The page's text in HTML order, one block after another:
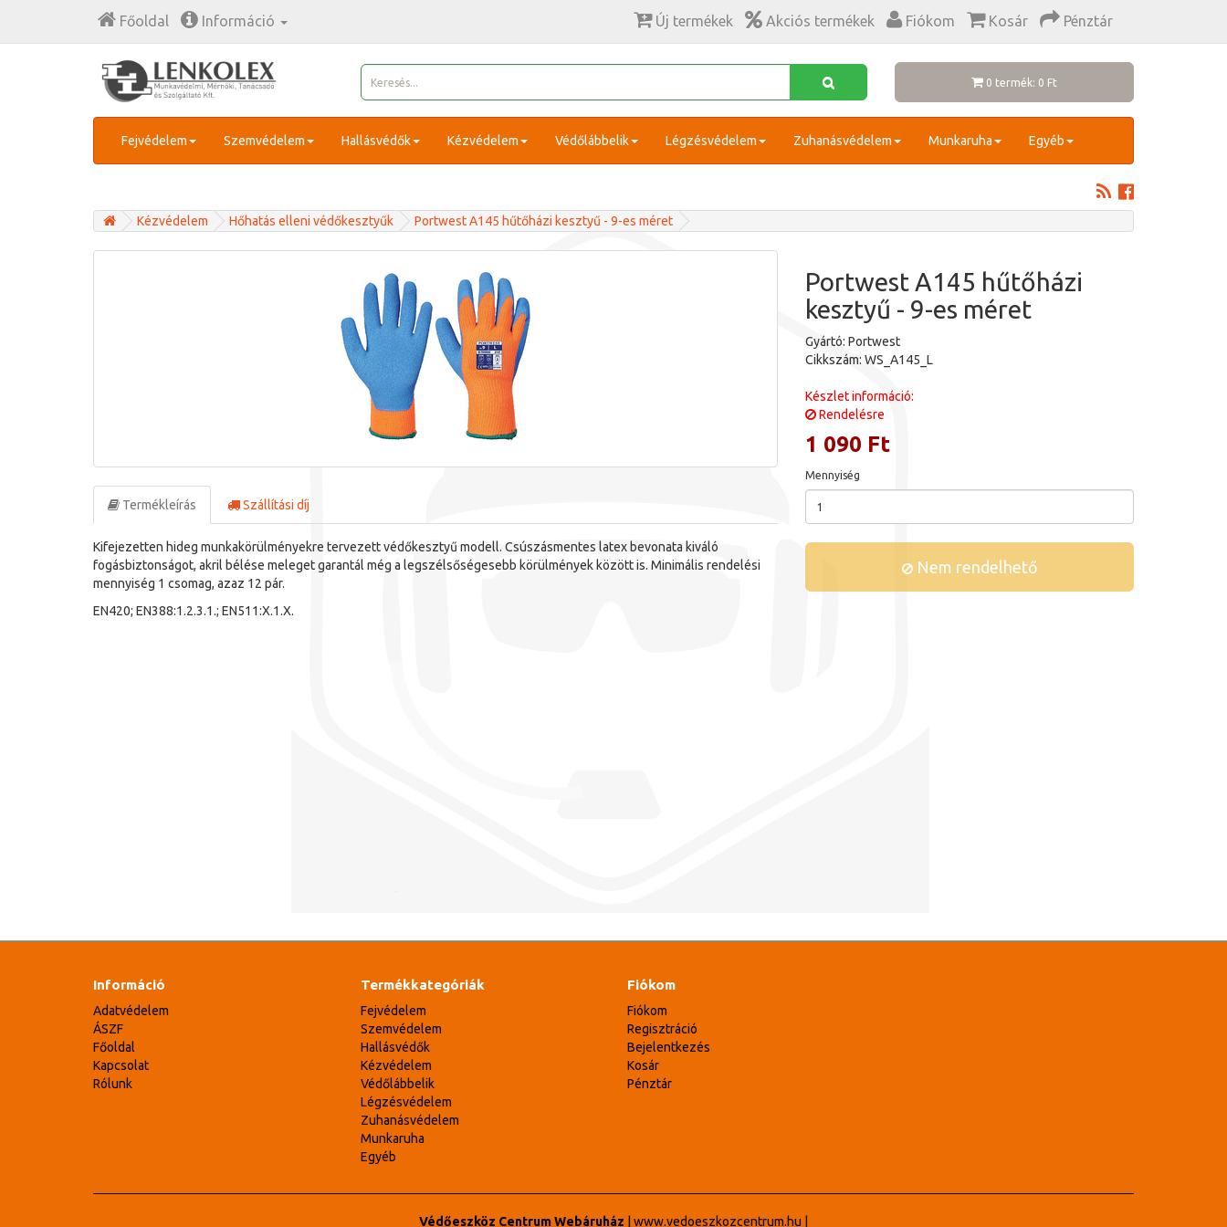
Főoldal Információ Új termékek Akciós termékek Fiókom Kosár Pénztár
0 termék: 0 Ft
Fejvédelem Szemvédelem Hallásvédők Kézvédelem Védőlábbelik Légzésvédelem Zuhanásvédelem Munkaruha Egyéb
Kézvédelem Hőhatás elleni védőkesztyűk Portwest A145 hűtőházi kesztyű - 9-es méret
Termékleírás Szállítási díj
Kifejezetten hideg munkakörülményekre tervezett védőkesztyű modell. Csúszásmentes latex bevonata kiváló
fogásbiztonságot, akril bélése meleget garantál még a legszélsőségesebb körülmények között is. Minimális rendelési
mennyiség 1 csomag, azaz 12 pár.
EN420; EN388:1.2.3.1.; EN511:X.1.X.
Portwest A145 hűtőházi
kesztyű - 9-es méret
Gyártó: Portwest
Cikkszám: WS_A145_L
Készlet információ:
Rendelésre
1 090 Ft
Mennyiség
Nem rendelhető
Információ
Adatvédelem
ÁSZF
Főoldal
Kapcsolat
Rólunk
Termékkategóriák
Fejvédelem
Szemvédelem
Hallásvédők
Kézvédelem
Védőlábbelik
Légzésvédelem
Zuhanásvédelem
Munkaruha
Egyéb
Fiókom
Fiókom
Regisztráció
Bejelentkezés
Kosár
Pénztár
Védőeszköz Centrum Webáruház www.vedoeszkozcentrum.hu